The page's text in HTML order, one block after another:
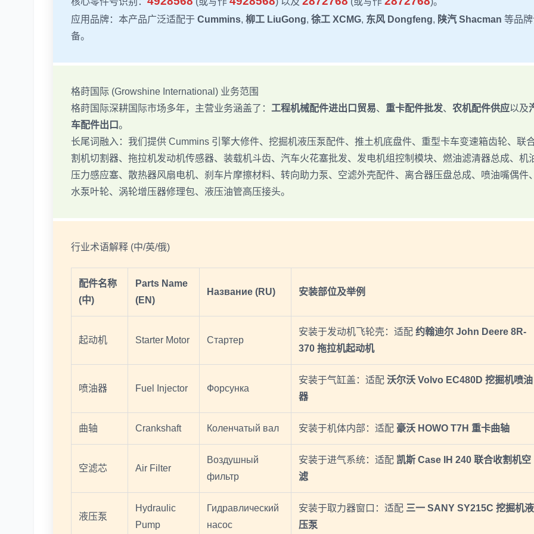
应用品牌：本产品广泛适配于 Cummins, 柳工 LiuGong, 徐工 XCMG, 东风 Dongfeng, 陕汽 Shacman 等品
备。
格莳国际 (Growshine International) 业务范围
格莳国际深耕国际市场多年，主营业务涵盖了： 工程机械配件进出口贸易、 重卡配件批发、 农机配件供应以及
车配件出口。
长尾词融入：我们提供 Cummins 引擎大修件、挖掘机液压泵配件、推土机底盘件、重型卡车变速箱齿轮、联
割机切割器、拖拉机发动机传感器、装载机斗齿、汽车火花塞批发、发电机组控制模块、燃油滤清器总成、机
压力感应塞、散热器风扇电机、刹车片摩擦材料、转向助力泵、空滤外壳配件、离合器压盘总成、喷油嘴偶件、
水泵叶轮、涡轮增压器修理包、液压油管高压接头。
行业术语解释 (中/英/俄)
配件名称
(中)
Parts Name
(EN)
Название (RU) 安装部位及举例
起动机 Starter Motor Стартер
安装于发动机飞轮壳：适配 约翰迪尔 John Deere 8R-
370 拖拉机起动机
喷油器 Fuel Injector Форсунка
安装于气缸盖：适配 沃尔沃 Volvo EC480D 挖掘机喷油
器
曲轴 Crankshaft Коленчатый вал 安装于机体内部：适配 豪沃 HOWO T7H 重卡曲轴
空滤芯 Air Filter
Воздушный
фильтр
安装于进气系统：适配 凯斯 Case IH 240 联合收割机空
滤
液压泵
Hydraulic
Pump
Гидравлический
насос
安装于取力器窗口：适配 三一 SANY SY215C 挖掘机液
压泵